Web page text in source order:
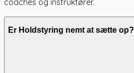
Er Holdstyring nemt at sætte op?